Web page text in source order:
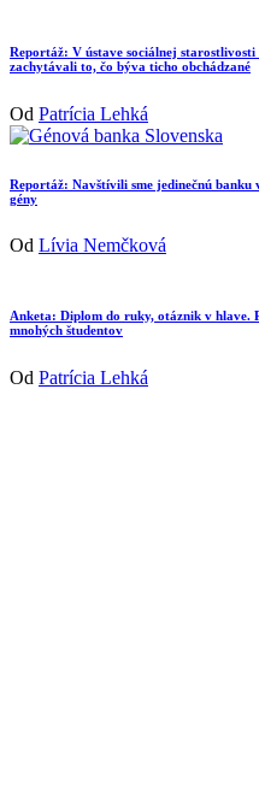
Reportáž: V ústave sociálnej
zachytávali to, čo býva ticho obchádzané
Od Patrícia Lehká
Reportáž: Navštívili sme jedinečnú banku
gény
Od Lívia Nemčková
Anketa: Diplom do ruky, otáznik v hlave.
mnohých študentov
Od Patrícia Lehká